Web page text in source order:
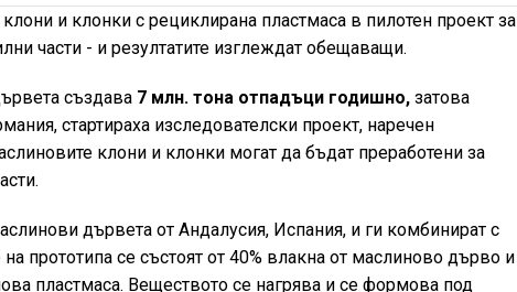
и клонки с рециклирана пластмаса в пилотен проект за
части - и резултатите изглеждат обещаващи.
създава 7 млн. тона отпадъци годишно, затова
стартираха изследователски проект, наречен
клони и клонки могат да бъдат преработени за
дървета от Андалусия, Испания, и ги комбинират с
прототипа се състоят от 40% влакна от маслиново дърво и
пластмаса. Веществото се нагрява и се формова под